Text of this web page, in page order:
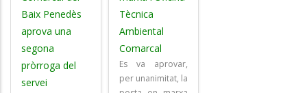
Baix Penedès
aprova una
segona
pròrroga del
servei
Tècnica
Ambiental
Comarcal
Es va aprovar,
per unanimitat, la